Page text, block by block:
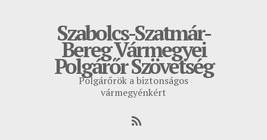
Szabolcs-Szatmár-
Bereg Vármegyei
Polgárőr Szövetség
Polgárőrök a biztonságos
vármegyénkért